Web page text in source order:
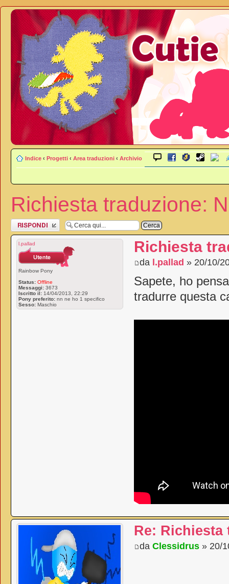
Indice ‹ Progetti ‹ Area traduzioni ‹ Archivio
Richiesta traduzione:
Rispondi al
messaggio
Richiesta
da l.pallad » 20/10/
Sapete, ho
tradurre questa
l.pallad
Rainbow Pony
Status: Offline
Messaggi: 3673
Iscritto il: 14/04/2013, 22:29
Pony preferito: nn ne ho 1 specifico
Sesso: Maschio
Re:
da Clessidrus» 20/